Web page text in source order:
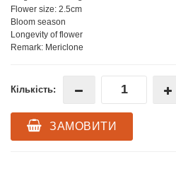
Flower size: 2.5cm
Bloom season
Longevity of flower
Remark: Mericlone
Кількість:
ЗАМОВИТИ